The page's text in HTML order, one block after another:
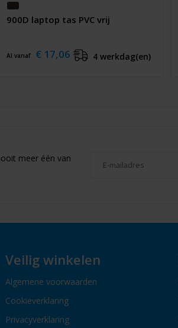
900D laptop tas PVC vrij
Al vanaf € 17,06 4 werkdag(en)
meer één van
Veilig winkelen
Algemene voorwaarden
Cookieverklaring
Privacyverklaring